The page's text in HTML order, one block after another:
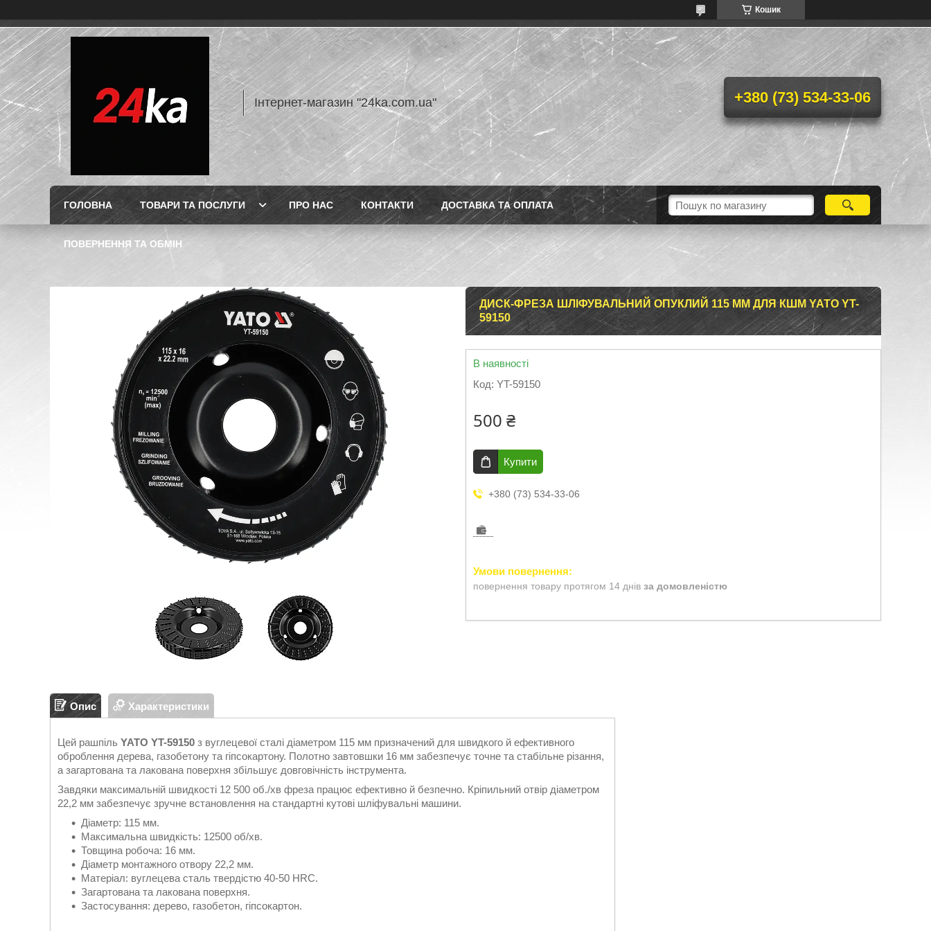
Кошик
Інтернет-магазин "24ka.com.ua" +380 (73) 534-33-06
ГОЛОВНА ТОВАРИ ТА ПОСЛУГИ ПРО НАС КОНТАКТИ ДОСТАВКА ТА ОПЛАТА
ПОВЕРНЕННЯ ТА ОБМІН
ДИСК-ФРЕЗА ШЛІФУВАЛЬНИЙ ОПУКЛИЙ 115 ММ ДЛЯ КШМ YATO YT-
59150
В наявності
Код: YT-59150
500 ₴
Купити
+380 (73) 534-33-06
повернення товару протягом 14 днів за домовленістю
Опис Характеристики
Цей рашпіль YATO YT-59150 з вуглецевої сталі діаметром 115 мм призначений для швидкого й ефективного
оброблення дерева, газобетону та гіпсокартону. Полотно завтовшки 16 мм забезпечує точне та стабільне різання,
а загартована та лакована поверхня збільшує довговічність інструмента.
Завдяки максимальній швидкості 12 500 об./хв фреза працює ефективно й безпечно. Кріпильний отвір діаметром
22,2 мм забезпечує зручне встановлення на стандартні кутові шліфувальні машини.
Діаметр: 115 мм.
Максимальна швидкість: 12500 об/хв.
Товщина робоча: 16 мм.
Діаметр монтажного отвору 22,2 мм.
Матеріал: вуглецева сталь твердістю 40-50 HRC.
Загартована та лакована поверхня.
Застосування: дерево, газобетон, гіпсокартон.